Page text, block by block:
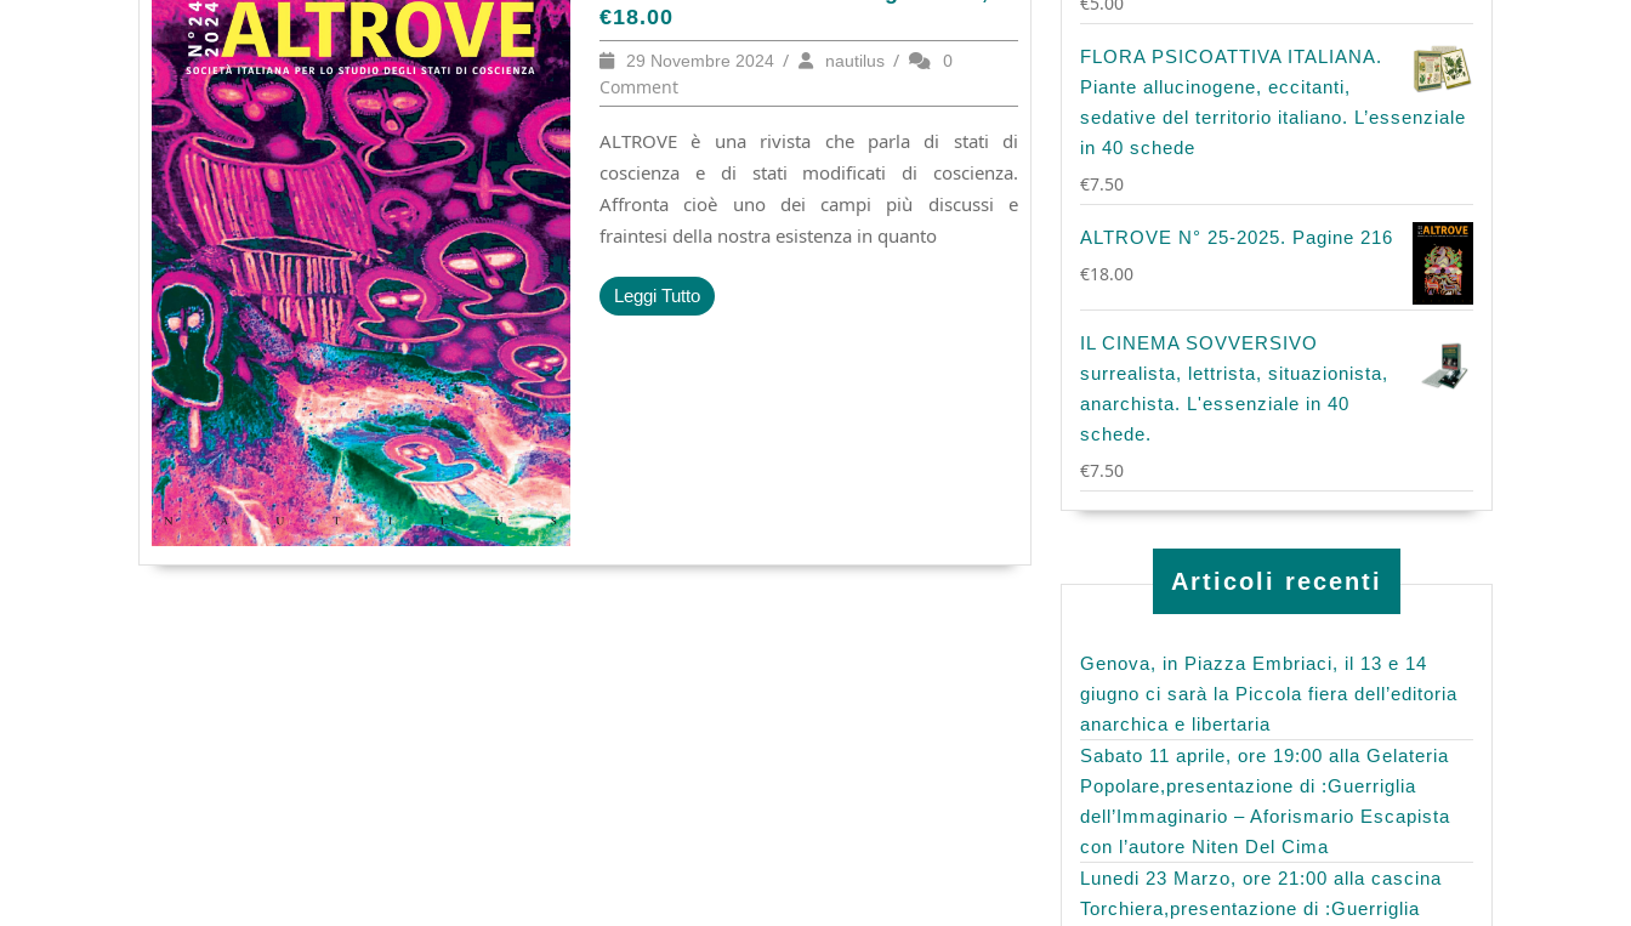
€18.00
N°
24-
2024.
Pagine
€18.00
29 Novembre 202429
2024
/ nautilusnautilus
/
0
Comment
ALTROVE è una rivista che parla di stati di
coscienza e di stati modificati di coscienza.
Affronta cioè uno dei campi più discussi e
fraintesi della nostra esistenza in quanto
Leggi TuttoLeggi
Tutto
FLORA PSICOATTIVA ITALIANA.
Piante allucinogene, eccitanti,
sedative del territorio italiano. L’essenziale
in 40 schede
€7.50
ALTROVE N° 25-2025. Pagine 216
€18.00
IL CINEMA SOVVERSIVO
surrealista, lettrista, situazionista,
anarchista. L'essenziale in 40
schede.
€7.50
Articoli recenti
Genova, in Piazza Embriaci, il 13 e 14
giugno ci sarà la Piccola fiera dell’editoria
anarchica e libertaria
Sabato 11 aprile, ore 19:00 alla Gelateria
Popolare,presentazione di :Guerriglia
dell’Immaginario – Aforismario Escapista
con l’autore Niten Del Cima
Lunedi 23 Marzo, ore 21:00 alla cascina
Torchiera,presentazione di :Guerriglia